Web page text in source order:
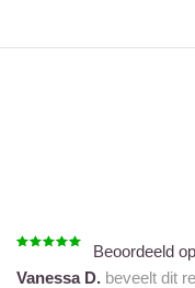
Beoordeeld
Vanessa D. beveelt dit